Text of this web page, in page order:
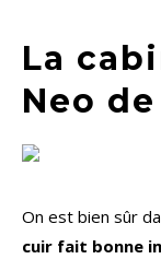
La
Neo de
On est bien sûr
cuir fait bonne